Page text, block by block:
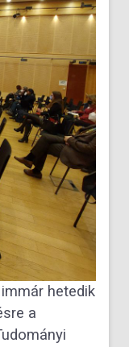
hetedik
a